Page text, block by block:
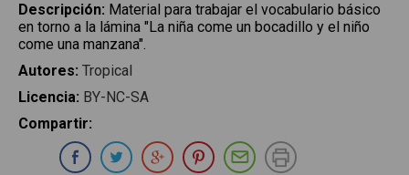
Descripción: Material para trabajar el vocabulario básico
en torno a la lámina "La niña come un bocadillo y el niño
come una manzana".
Autores: Tropical
Licencia: BY-NC-SA
Compartir:
Compartir en Whatsapp
Compartir en Facebook
Compartir en Twitter
Compartir en Google Plus
Compartir en Pinterest
Compartir por E-